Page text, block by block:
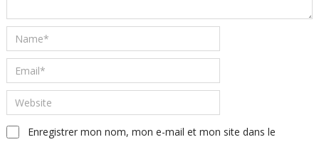
Enregistrer mon nom, mon e-mail et mon site dans le